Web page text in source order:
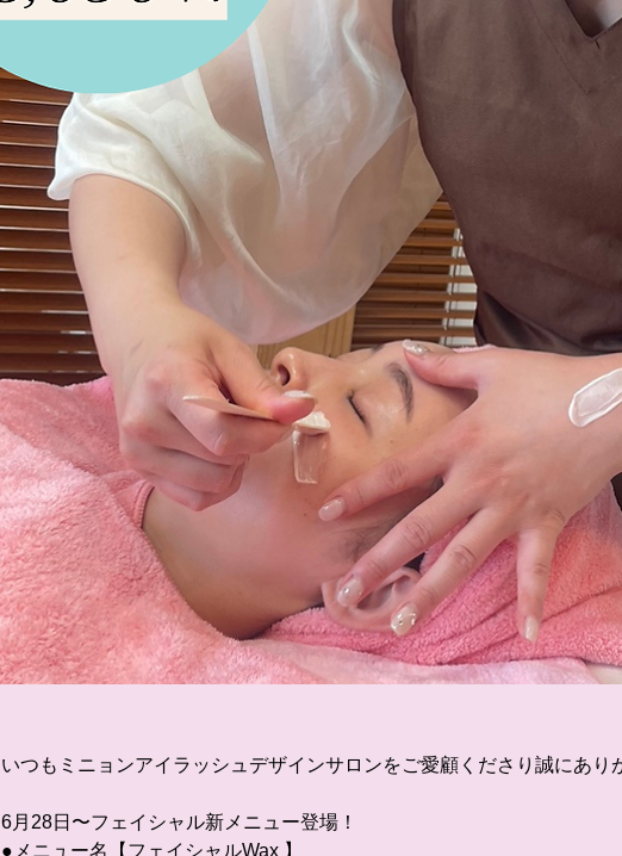
いつもミニョンアイラッシュデザインサロンをご愛顧くださり誠にあり
6月28日〜フェイシャル新メニュー登場！
●メニュー名【フェイシャルWax 】